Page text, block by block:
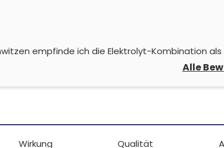
empfinde ich die Elektrolyt-Kombination als
Alle
Wirkung Qualität